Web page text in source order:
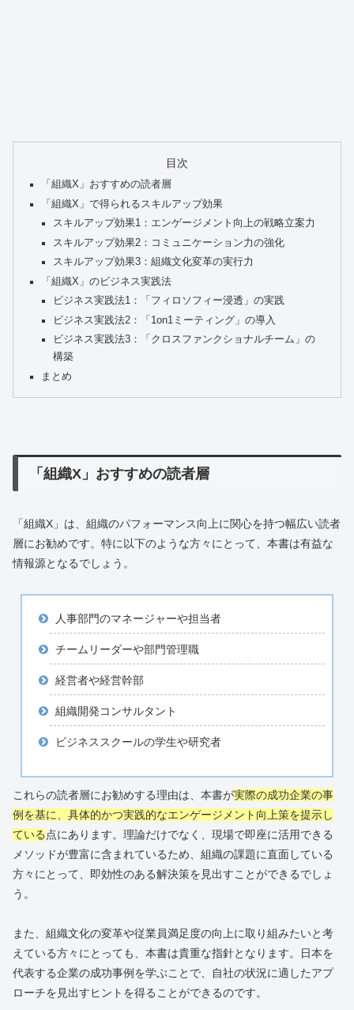
目次
「組織X」おすすめの読者層
「組織X」で得られるスキルアップ効果
スキルアップ効果1：エンゲージメント向上の戦略立案力
スキルアップ効果2：コミュニケーション力の強化
スキルアップ効果3：組織文化変革の実行力
「組織X」のビジネス実践法
ビジネス実践法1：「フィロソフィー浸透」の実践
ビジネス実践法2：「1on1ミーティング」の導入
ビジネス実践法3：「クロスファンクショナルチーム」の
構築
まとめ
「組織X」おすすめの読者層
「組織X」は、組織のパフォーマンス向上に関心を持つ幅広い読者
層にお勧めです。特に以下のような方々にとって、本書は有益な
情報源となるでしょう。
人事部門のマネージャーや担当者
チームリーダーや部門管理職
経営者や経営幹部
組織開発コンサルタント
ビジネススクールの学生や研究者
これらの読者層にお勧めする理由は、本書が実際の成功企業の事
例を基に、具体的かつ実践的なエンゲージメント向上策を提示し
ている 点にあります。理論だけでなく、現場で即座に活用できる
メソッドが豊富に含まれているため、組織の課題に直面している
方々にとって、即効性のある解決策を見出すことができるでしょ
う。
また、組織文化の変革や従業員満足度の向上に取り組みたいと考
えている方々にとっても、本書は貴重な指針となります。日本を
代表する企業の成功事例を学ぶことで、自社の状況に適したアプ
ローチを見出すヒントを得ることができるのです。